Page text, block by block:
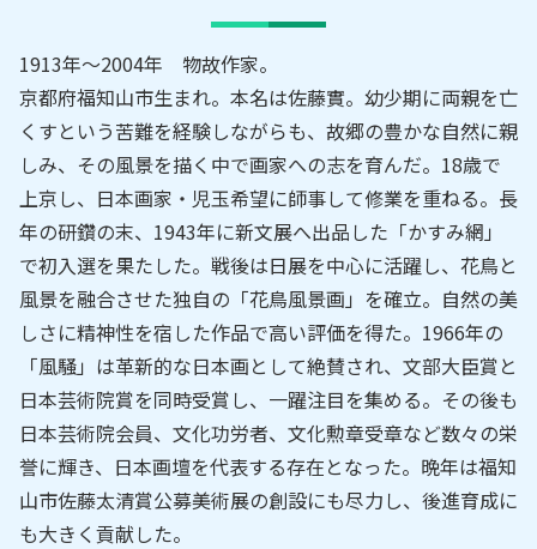
1913年～2004年 物故作家。
京都府福知山市生まれ。本名は佐藤實。幼少期に両親を亡
くすという苦難を経験しながらも、故郷の豊かな自然に親
しみ、その風景を描く中で画家への志を育んだ。18歳で
上京し、日本画家・児玉希望に師事して修業を重ねる。長
年の研鑽の末、1943年に新文展へ出品した「かすみ網」
で初入選を果たした。戦後は日展を中心に活躍し、花鳥と
風景を融合させた独自の「花鳥風景画」を確立。自然の美
しさに精神性を宿した作品で高い評価を得た。1966年の
「風騒」は革新的な日本画として絶賛され、文部大臣賞と
日本芸術院賞を同時受賞し、一躍注目を集める。その後も
日本芸術院会員、文化功労者、文化勲章受章など数々の栄
誉に輝き、日本画壇を代表する存在となった。晩年は福知
山市佐藤太清賞公募美術展の創設にも尽力し、後進育成に
も大きく貢献した。